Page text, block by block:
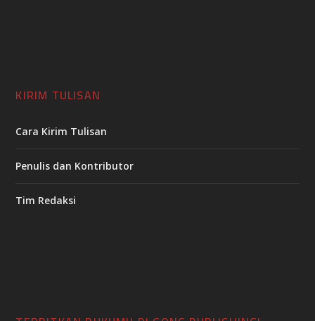
KIRIM TULISAN
Cara Kirim Tulisan
Penulis dan Kontributor
Tim Redaksi